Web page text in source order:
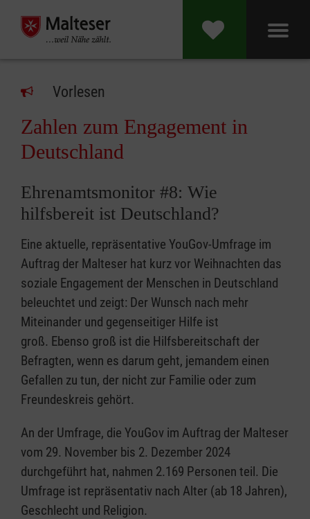
Vorlesen
Zahlen zum Engagement in
Deutschland
Ehrenamtsmonitor #8: Wie
hilfsbereit ist Deutschland?
Eine aktuelle, repräsentative YouGov-Umfrage im
Auftrag der Malteser hat kurz vor Weihnachten das
soziale Engagement der Menschen in Deutschland
beleuchtet und zeigt: Der Wunsch nach mehr
Miteinander und gegenseitiger Hilfe ist
groß. Ebenso groß ist die Hilfsbereitschaft der
Befragten, wenn es darum geht, jemandem einen
Gefallen zu tun, der nicht zur Familie oder zum
Freundeskreis gehört.
An der Umfrage, die YouGov im Auftrag der Malteser
vom 29. November bis 2. Dezember 2024
durchgeführt hat, nahmen 2.169 Personen teil. Die
Umfrage ist repräsentativ nach Alter (ab 18 Jahren),
Geschlecht und Religion.